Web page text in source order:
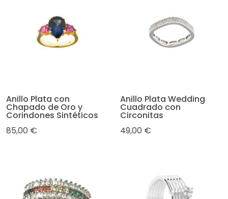
Anillo Plata con
Chapado de Oro y
Corindones Sintéticos
85,00 €
Anillo Plata Wedding
Cuadrado con
Circonitas
49,00 €